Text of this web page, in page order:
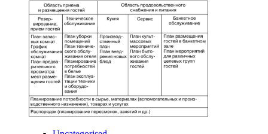
about
Перспективные
бизнес
идеи
для
небольшого
малого
города